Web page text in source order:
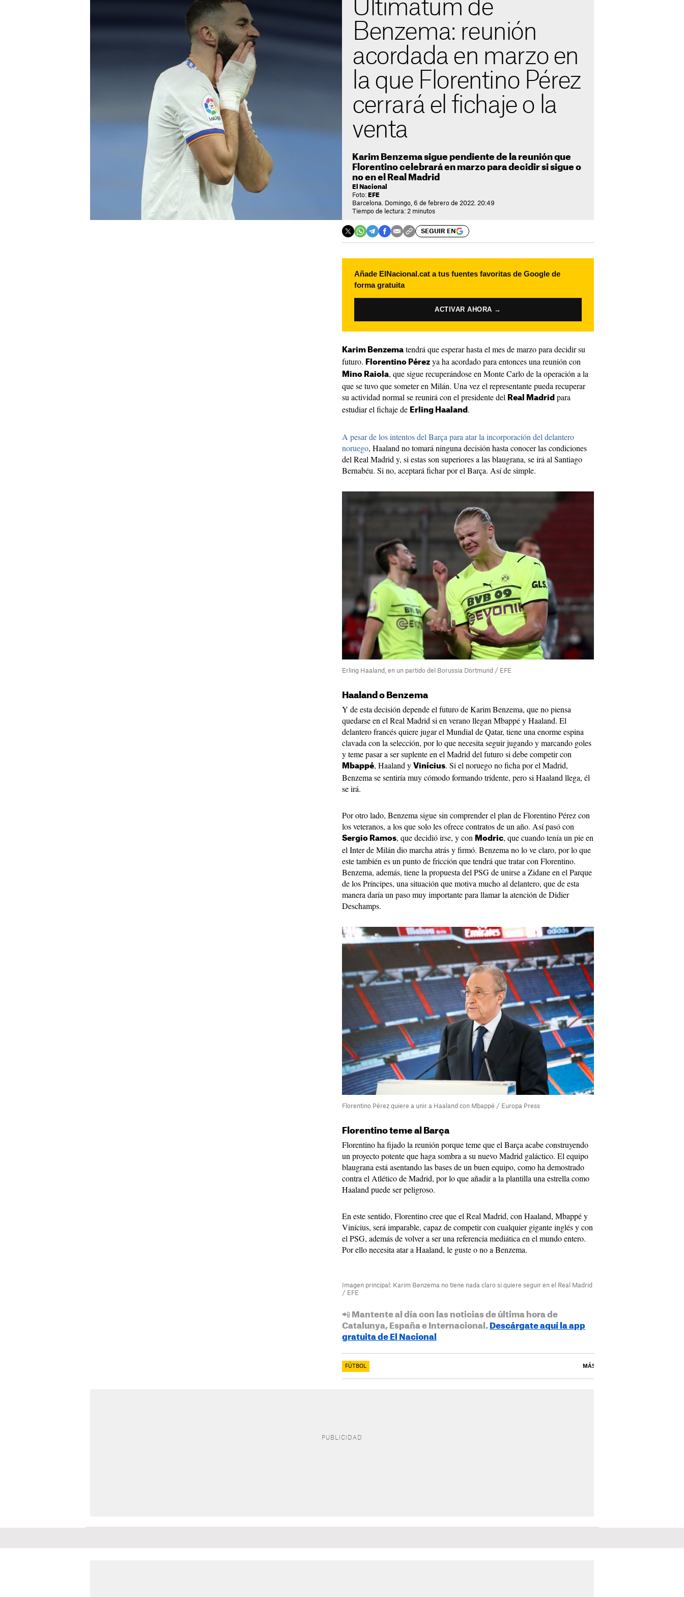
Ultimátum de
Benzema: reunión
acordada en marzo en
la que Florentino Pérez
cerrará el fichaje o la
venta
Karim Benzema sigue pendiente de la reunión que
Florentino celebrará en marzo para decidir si sigue o
no en el Real Madrid
El Nacional
Foto: EFE
Barcelona. Domingo, 6 de febrero de 2022. 20:49
Tiempo de lectura: 2 minutos
SEGUIR EN
Añade ElNacional.cat a tus fuentes favoritas de Google de
forma gratuita
ACTIVAR AHORA →
Karim Benzema tendrá que esperar hasta el mes de marzo para decidir su
futuro. Florentino Pérez ya ha acordado para entonces una reunión con
Mino Raiola, que sigue recuperándose en Monte Carlo de la operación a la
que se tuvo que someter en Milán. Una vez el representante pueda recuperar
su actividad normal se reunirá con el presidente del Real Madrid para
estudiar el fichaje de Erling Haaland .
A pesar de los intentos del Barça para atar la incorporación del delantero
noruego, Haaland no tomará ninguna decisión hasta conocer las condiciones
del Real Madrid y, si estas son superiores a las blaugrana, se irá al Santiago
Bernabéu. Si no, aceptará fichar por el Barça. Así de simple.
Erling Haaland, en un partido del Borussia Dortmund / EFE
Haaland o Benzema
Y de esta decisión depende el futuro de Karim Benzema, que no piensa
quedarse en el Real Madrid si en verano llegan Mbappé y Haaland. El
delantero francés quiere jugar el Mundial de Qatar, tiene una enorme espina
clavada con la selección, por lo que necesita seguir jugando y marcando goles
y teme pasar a ser suplente en el Madrid del futuro si debe competir con
Mbappé, Haaland y Vinícius. Si el noruego no ficha por el Madrid,
Benzema se sentiría muy cómodo formando tridente, pero si Haaland llega, él
se irá.
Por otro lado, Benzema sigue sin comprender el plan de Florentino Pérez con
los veteranos, a los que solo les ofrece contratos de un año. Así pasó con
Sergio Ramos, que decidió irse, y con Modric, que cuando tenía un pie en
el Inter de Milán dio marcha atrás y firmó. Benzema no lo ve claro, por lo que
este también es un punto de fricción que tendrá que tratar con Florentino.
Benzema, además, tiene la propuesta del PSG de unirse a Zidane en el Parque
de los Príncipes, una situación que motiva mucho al delantero, que de esta
manera daría un paso muy importante para llamar la atención de Didier
Deschamps.
Florentino Pérez quiere a unir a Haaland con Mbappé / Europa Press
Florentino teme al Barça
Florentino ha fijado la reunión porque teme que el Barça acabe construyendo
un proyecto potente que haga sombra a su nuevo Madrid galáctico. El equipo
blaugrana está asentando las bases de un buen equipo, como ha demostrado
contra el Atlético de Madrid, por lo que añadir a la plantilla una estrella como
Haaland puede ser peligroso.
En este sentido, Florentino cree que el Real Madrid, con Haaland, Mbappé y
Vinícius, será imparable, capaz de competir con cualquier gigante inglés y con
el PSG, además de volver a ser una referencia mediática en el mundo entero.
Por ello necesita atar a Haaland, le guste o no a Benzema.
Imagen principal: Karim Benzema no tiene nada claro si quiere seguir en el Real Madrid
/ EFE
📲 Mantente al día con las noticias de última hora de
Catalunya, España e Internacional. Descárgate aquí la app
gratuita de El Nacional
FÚTBOL MÁS